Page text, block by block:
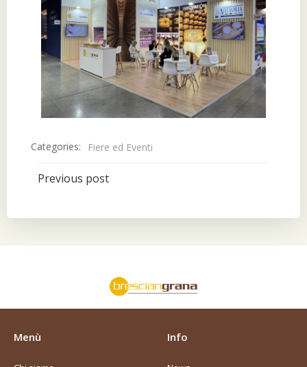
Categories: Fiere ed Eventi
Post
navigation
Previous post
Menù Info